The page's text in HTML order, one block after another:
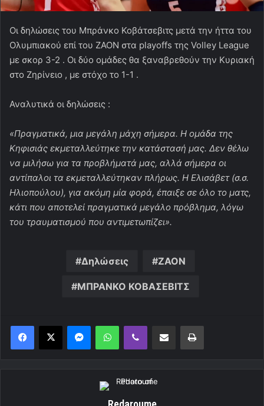
Οι δηλώσεις του Μπράνκο Κοβάτσεβιτς μετά την ήττα του
Ολυμπιακού επί του ΖΑΟΝ στα playoffs της Volley League
με σκορ 3-2 . Οι δύο ομάδες θα ξαναβρεθούν την Κυριακή
στο Ζηρίνειο , με στόχο το 1-1 .
Αναλυτικά οι δηλώσεις :
«Πραγματικά, μια μεγάλη μάχη σήμερα. Η ομάδα της
Κηφισιάς εκμεταλλεύτηκε την κατάστασή μας. Δεν θέλω
να μιλήσω για τα προβλήματά μας, αλλά σήμερα οι
αντίπαλοι τα εκμεταλλεύτηκαν πλήρως. Η Ελισάβετ (σ.σ.
Ηλιοπούλου), για ακόμη μία φορά, έπαιξε σε όλο το ματς,
κάτι που αποτελεί πραγματικά μεγάλο πρόβλημα, λόγω
του τραυματισμού που αντιμετωπίζει».
Δηλώσεις ΖΑΟΝ
ΜΠΡΑΝΚΟ ΚΟΒΑΣΕΒΙΤΣ
MessengerWhatsAppViber Κοινοποίηση μέσω ηλεκτρονικού ταχυδρομείουΕκτύπωση